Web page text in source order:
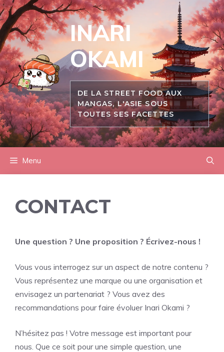
Aller
au
contenu
INARI
OKAMI
DE LA STREET FOOD AUX
MANGAS, L'ASIE SOUS
TOUTES SES FACETTES
Menu
CONTACT
Une question ? Une proposition ? Écrivez-nous !
Vous vous interrogez sur un aspect de notre contenu ?
Vous représentez une marque ou une organisation et
envisagez un partenariat ? Vous avez des
recommandations pour faire évoluer Inari Okami ?
N’hésitez pas ! Votre message est important pour
nous. Que ce soit pour une simple question, une